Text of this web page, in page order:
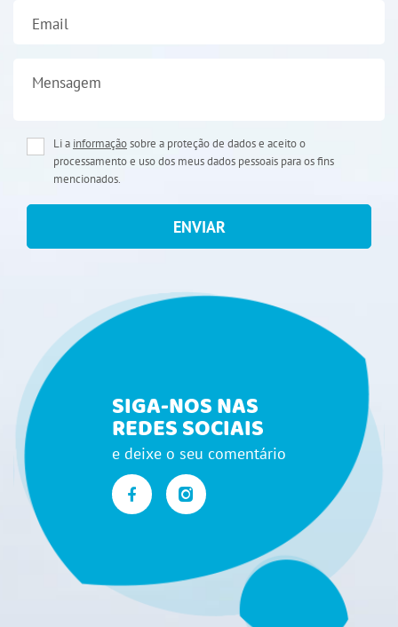
Email
Mensagem
Li a informaçãosobre a proteção de dados e aceito o
processamento e uso dos meus dados pessoais para os fins
mencionados.
ENVIAR
SIGA-NOS NAS
REDES SOCIAIS
e deixe o seu comentário